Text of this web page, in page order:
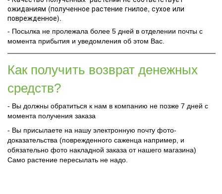
ожиданиям (полученное растение гнилое, сухое или
поврежденное).
- Посылка не пролежала более 5 дней в отделении почты с
момента прибытия и уведомления об этом Вас.
Как получить возврат денежных
средств?
- Вы должны обратиться к нам в компанию не позже 7 дней с
момента получения заказа
- Вы присылаете на нашу электронную почту фото-
доказательства (поврежденного саженца например, и
обязательно фото накладной заказа от нашего магазина)
Само растение пересылать не надо.